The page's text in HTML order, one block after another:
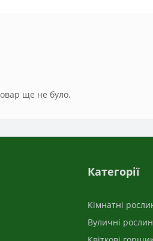
ще не було.
Категорії
Кімнатні
Вуличні